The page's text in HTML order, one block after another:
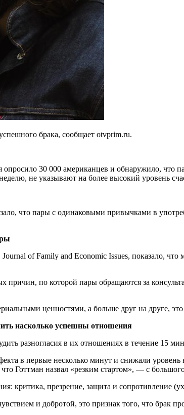
брака, сообщает otvprim.ru.
30 000 американцев и обнаружило, что
не указывают на более высокий уровень
что пары с одинаковыми привычками в
of Family and Economic Issues, показало, что
причин, по которой пары обращаются за
ценностями, а больше друг на друге,
насколько успешны отношения
разногласия в их отношениях в течение 15
в первые несколько минут и снижали уровень
Готтман назвал «резким стартом», — с
критика, презрение, защита и сопротивление
и добротой, это признак того, что брак